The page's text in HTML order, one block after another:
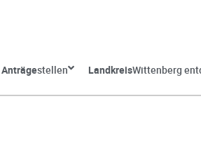
Anträgestellen LandkreisWittenberg